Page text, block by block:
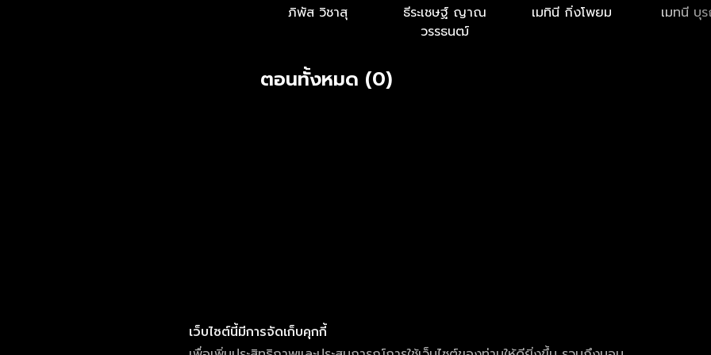
ภิพัส วิชาสุ
ธีระเชษฐ์ ญาณ
วรรธนฒ์
เมทินี กิ่งโพยม เมทนี บุ
ตอนทั้งหมด (0)
เว็บไซต์นี้มีการจัดเก็บคุกกี้